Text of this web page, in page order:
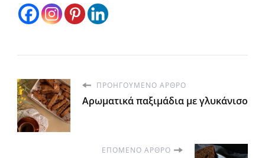
ΠΡΟΗΓΟΎΜΕΝΟ ΆΡΘΡΟ
Αρωματικά παξιμάδια με γλυκάνισο
ΕΠΌΜΕΝΟ ΆΡΘΡΟ